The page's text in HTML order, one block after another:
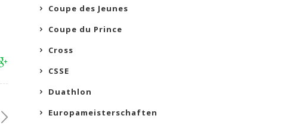
Coupe des Jeunes
Coupe du Prince
Cross
CSSE
Duathlon
Europameisterschaften